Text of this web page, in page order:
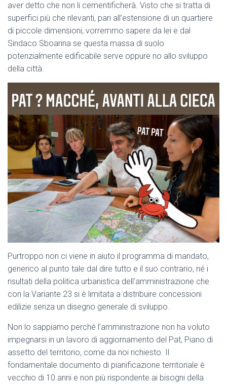
aver detto che non li cementificherà. Visto che si tratta di
superfici più che rilevanti, pari all’estensione di un quartiere
di piccole dimensioni, vorremmo sapere da lei e dal
Sindaco Sboarina se questa massa di suolo
potenzialmente edificabile serve oppure no allo sviluppo
della città.
Purtroppo non ci viene in aiuto il programma di mandato,
generico al punto tale dal dire tutto e il suo contrario, né i
risultati della politica urbanistica dell’amministrazione che
con la Variante 23 si è limitata a distribuire concessioni
edilizie senza un disegno generale di sviluppo.
Non lo sappiamo perché l’amministrazione non ha voluto
impegnarsi in un lavoro di aggiornamento del Pat, Piano di
assetto del territorio, come da noi richiesto. Il
fondamentale documento di pianificazione territoriale è
vecchio di 10 anni e non più rispondente ai bisogni della